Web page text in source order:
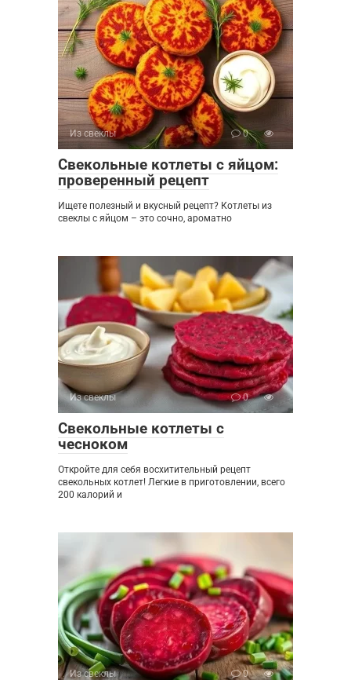
Из свеклы 0
Свекольные котлеты с яйцом:
проверенный рецепт
Ищете полезный и вкусный рецепт? Котлеты из
свеклы с яйцом – это сочно, ароматно
Из свеклы 0
Свекольные котлеты с
чесноком
Откройте для себя восхитительный рецепт
свекольных котлет! Легкие в приготовлении, всего
200 калорий и
Из свеклы 0